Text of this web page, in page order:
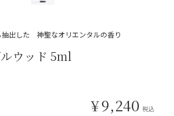
抽出した 神聖なオリエンタルの香り
ウッド 5ml
¥9,240 税込